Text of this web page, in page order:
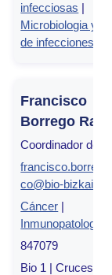
infecciosas |
Microbiologia y
de infecciones
Francisco
Borrego
Coordinador de
co@bio-
Cáncer |
Inmunopatología
847079
Bio 1 | Cruces,